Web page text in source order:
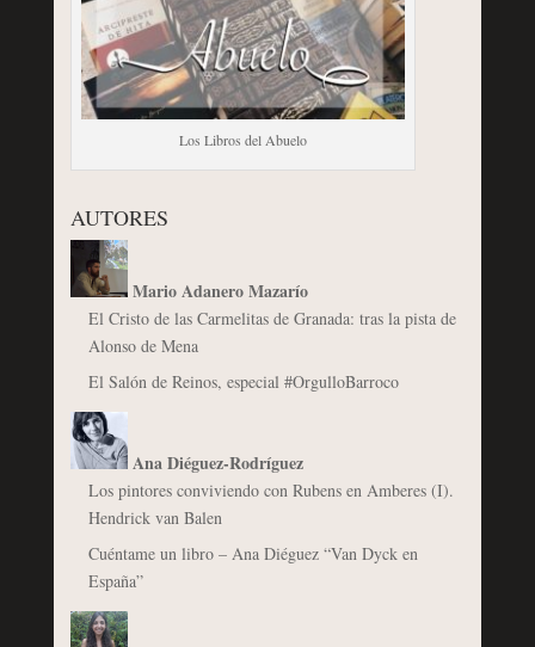
Los Libros del Abuelo
AUTORES
Mario Adanero Mazarío
El Cristo de las Carmelitas de Granada: tras la pista de
Alonso de Mena
El Salón de Reinos, especial #OrgulloBarroco
Ana Diéguez-Rodríguez
Los pintores conviviendo con Rubens en Amberes (I).
Hendrick van Balen
Cuéntame un libro – Ana Diéguez “Van Dyck en
España”